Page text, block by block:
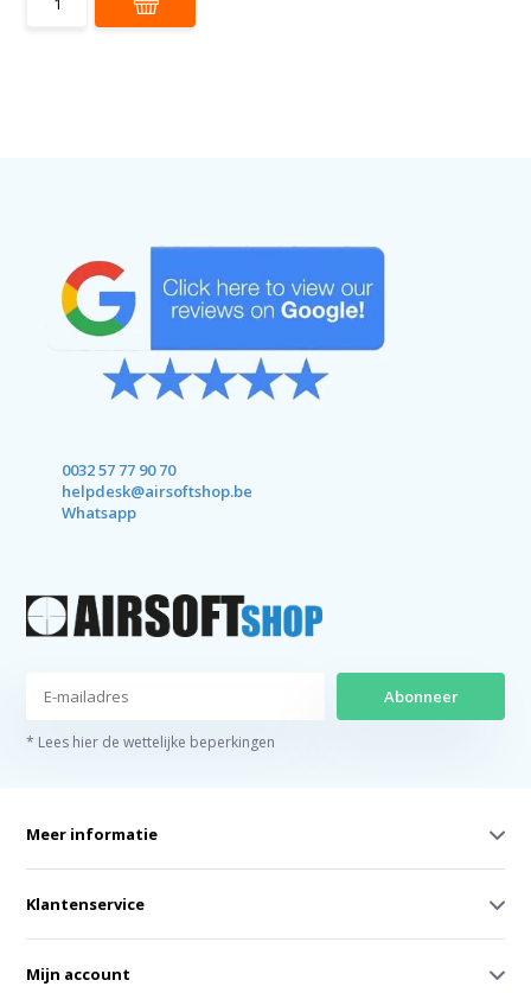
0032 57 77 90 70
helpdesk@airsoftshop.be
Whatsapp
Abonneer
* Lees hier de wettelijke beperkingen
Meer informatie
Klantenservice
Mijn account